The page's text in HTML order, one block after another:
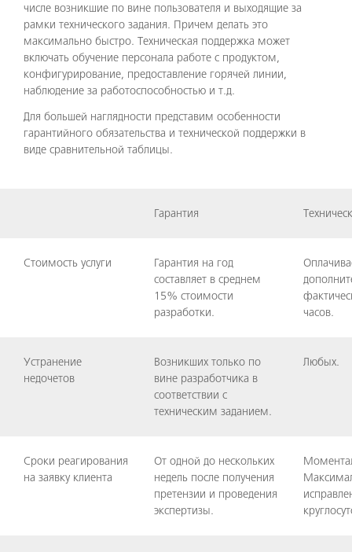
числе возникшие по вине пользователя и выходящие за
рамки технического задания. Причем делать это
максимально быстро. Техническая поддержка может
включать обучение персонала работе с продуктом,
конфигурирование, предоставление горячей линии,
наблюдение за работоспособностью и т.д.
Для большей наглядности представим особенности
гарантийного обязательства и технической поддержки в
виде сравнительной таблицы.
Гарантия
Стоимость услуги
Гарантия на год
составляет в среднем
15% стоимости
разработки.
часов.
Устранение
недочетов
Возникших только по
вине разработчика в
соответствии с
техническим заданием.
Любых.
Сроки реагирования
на заявку клиента
От одной до нескольких
недель после получения
претензии и проведения
экспертизы.